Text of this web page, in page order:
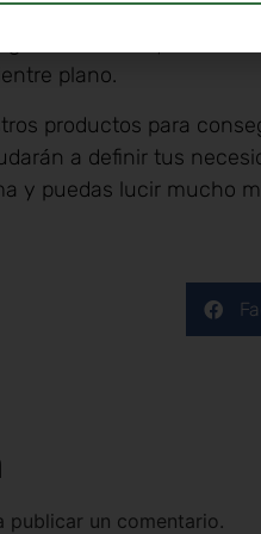
de 24 horas. De
sino que
plano.
productos para
a definir tus
y puedas lucir mucho
publicar un comentario.